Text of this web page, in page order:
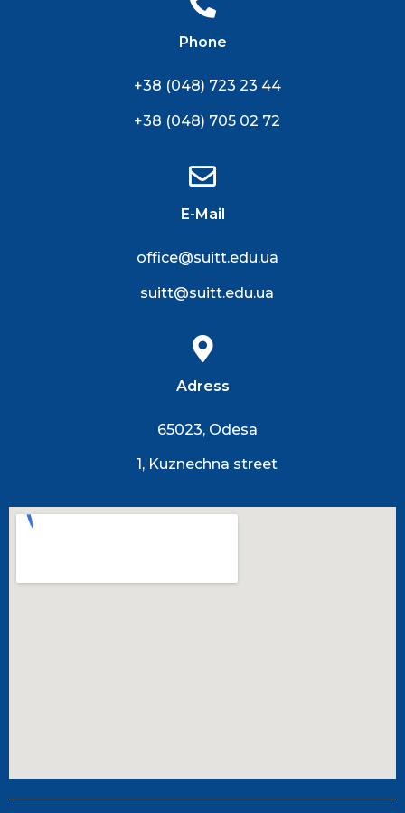
Phone
+38 (048) 723 23 44
+38 (048) 705 02 72
E-Mail
office@suitt.edu.ua
suitt@suitt.edu.ua
Adress
65023, Odesa
1, Kuznechna street